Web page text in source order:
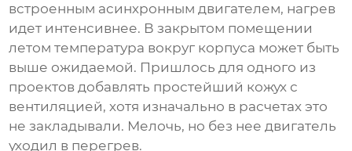
встроенным асинхронным двигателем, нагрев
идет интенсивнее. В закрытом помещении
летом температура вокруг корпуса может быть
выше ожидаемой. Пришлось для одного из
проектов добавлять простейший кожух с
вентиляцией, хотя изначально в расчетах это
не закладывали. Мелочь, но без нее двигатель
уходил в перегрев.